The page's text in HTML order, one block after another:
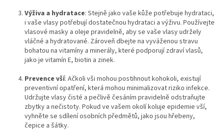
Výživa a hydratace: Stejně jako vaše kůže potřebuje hydrataci,
i vaše vlasy potřebují dostatečnou hydrataci a výživu. Používejte
vlasové masky a oleje pravidelně, aby se vaše vlasy udržely
vláčné a hydratované. Zároveň dbejte na vyváženou stravu
bohatou na vitamíny a minerály, které podporují zdraví vlasů,
jako je vitamín E, biotin a zinek.
Prevence vší: Ačkoli vši mohou postihnout kohokoli, existují
preventivní opatření, která mohou minimalizovat riziko infekce.
Udržujte vlasy čisté a pečlivě česáním pravidelně odstraňujte
zbytky a nečistoty. Pokud ve vašem okolí koluje epidemie vší,
vyhněte se sdílení osobních předmětů, jako jsou hřebeny,
čepice a šátky.